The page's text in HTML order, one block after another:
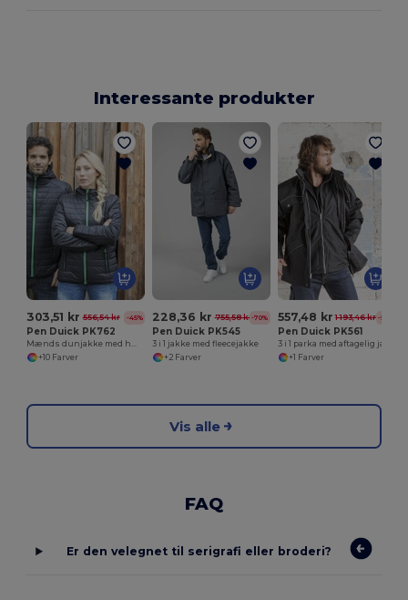
Interessante produkter
303,51 kr 556,54 kr -45%
Pen Duick PK762
Mænds dunjakke med hætte
+10 Farver
228,36 kr 755,58 kr-70%
Pen Duick PK545
3 i 1 jakke med fleecejakke
+2 Farver
557,48 kr 1 193,46 kr -53%
Pen Duick PK561
+1 Farver
Vis alle
FAQ
Er den velegnet til serigrafi eller broderi?